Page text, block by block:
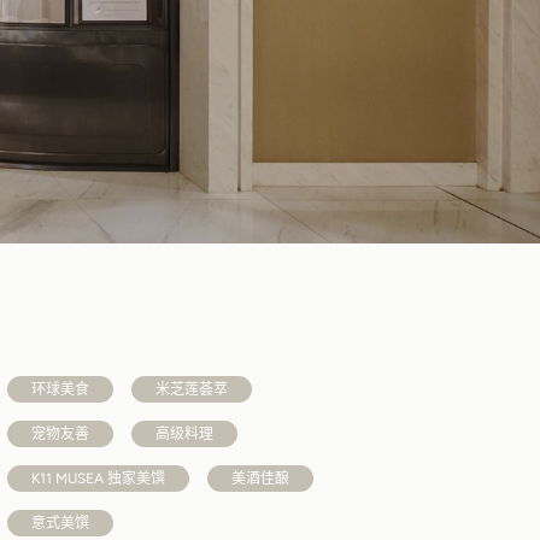
环球美食 米芝莲荟萃
宠物友善 高级料理
K11 MUSEA 独家美馔 美酒佳酿
意式美馔